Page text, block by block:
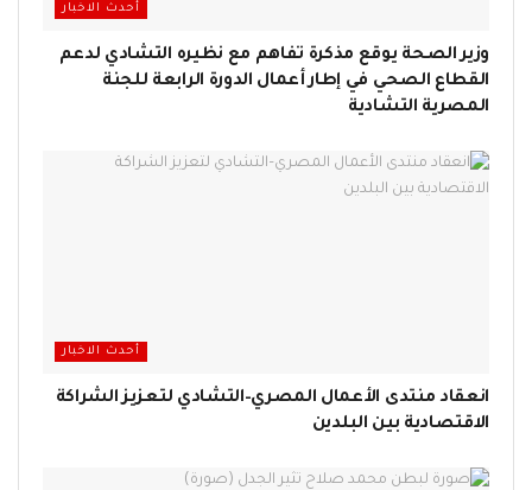
أحدث الاخبار
وزير الصحة يوقع مذكرة تفاهم مع نظيره التشادي لدعم
القطاع الصحي في إطار أعمال الدورة الرابعة للجنة
المصرية التشادية
أحدث الاخبار
انعقاد منتدى الأعمال المصري–التشادي لتعزيز الشراكة
الاقتصادية بين البلدين